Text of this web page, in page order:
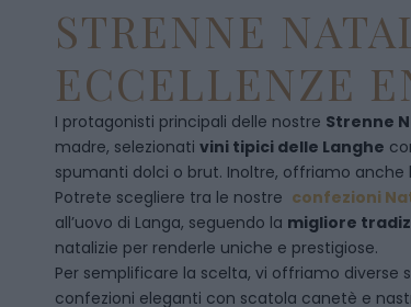
STRENNE
ECCELLENZE
I protagonisti principali delle nostre Strenne
madre, selezionati vini tipici delle Langhe
spumanti dolci o brut. Inoltre, offriamo anche
Potrete scegliere tra le nostre confezioni
all’uovo di Langa, seguendo la migliore
natalizie per renderle uniche e prestigiose.
Per semplificare la scelta, vi offriamo diverse
confezioni eleganti con scatola canetè e